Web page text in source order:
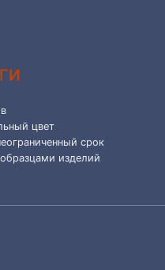
цвет
срок
изделий